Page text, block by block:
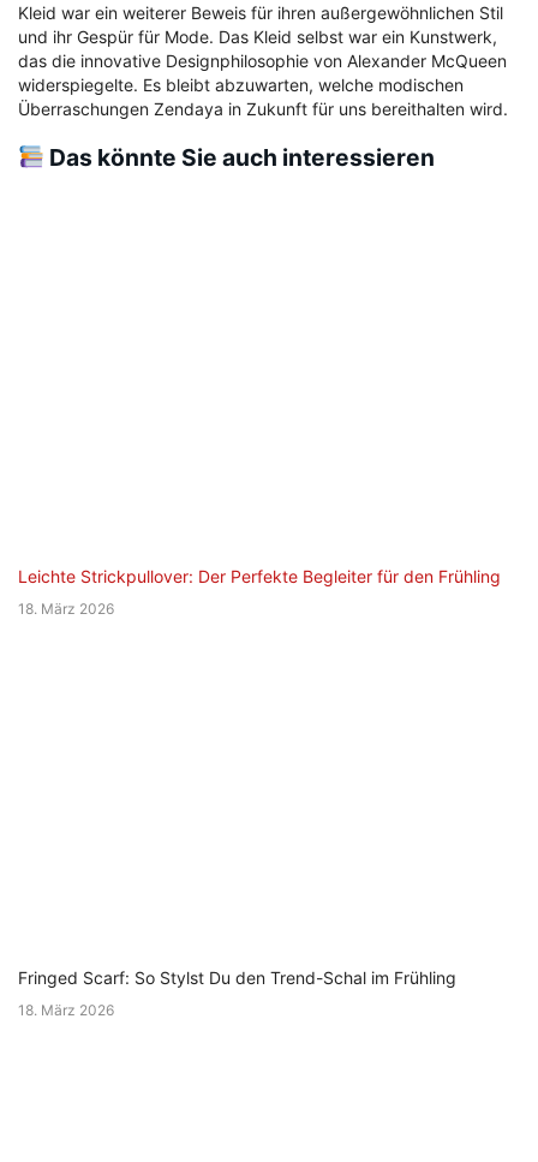
Kleid war ein weiterer Beweis für ihren außergewöhnlichen Stil
und ihr Gespür für Mode. Das Kleid selbst war ein Kunstwerk,
das die innovative Designphilosophie von Alexander McQueen
widerspiegelte. Es bleibt abzuwarten, welche modischen
Überraschungen Zendaya in Zukunft für uns bereithalten wird.
Das könnte Sie auch interessieren
Leichte Strickpullover: Der Perfekte Begleiter für den Frühling
18. März 2026
Fringed Scarf: So Stylst Du den Trend-Schal im Frühling
18. März 2026